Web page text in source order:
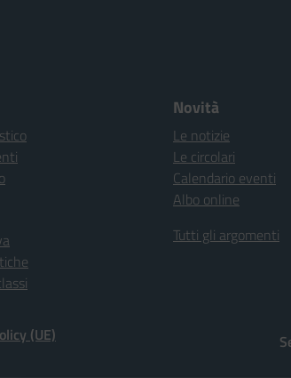
Novità
Le notizie
Le circolari
Calendario eventi
Albo online
Tutti gli argomenti
(UE)